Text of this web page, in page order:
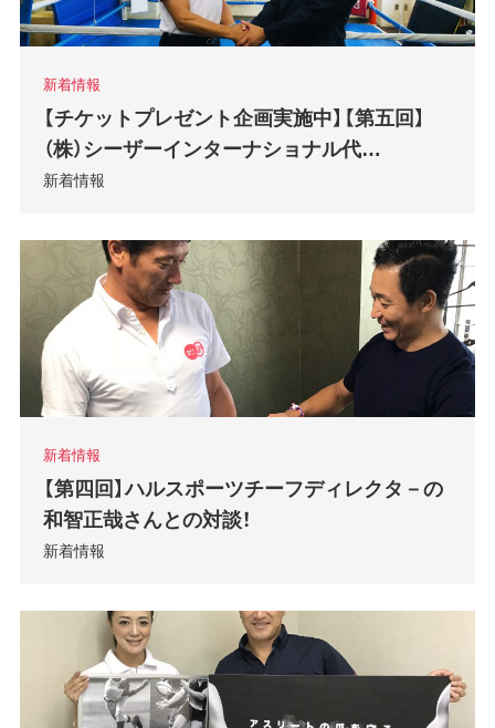
新着情報
【チケットプレゼント企画実施中】【第五回】
（株）シーザーインターナショナル代…
新着情報
新着情報
【第四回】ハルスポーツチーフディレクタ－の
和智正哉さんとの対談！
新着情報